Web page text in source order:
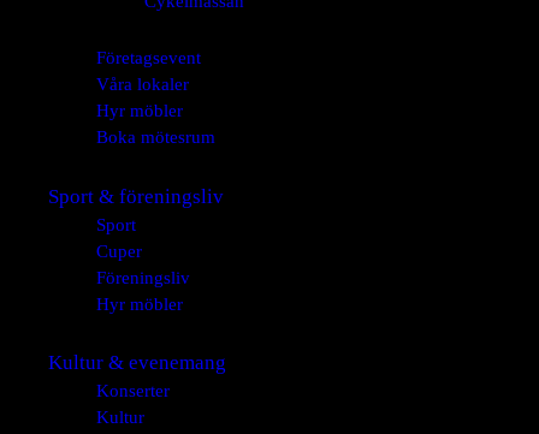
Företagsevent
Våra lokaler
Hyr möbler
Boka mötesrum
Sport & föreningsliv
Sport
Cuper
Föreningsliv
Hyr möbler
Kultur & evenemang
Konserter
Kultur